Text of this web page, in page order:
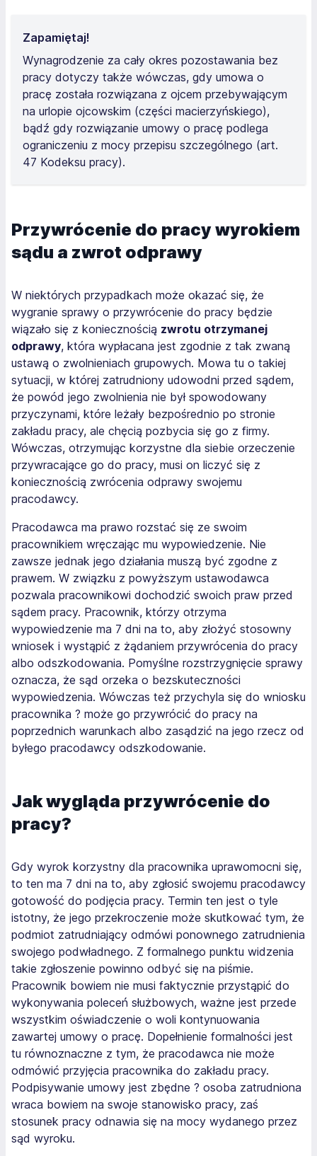
Zapamiętaj!
Wynagrodzenie za cały okres pozostawania bez
pracy dotyczy także wówczas, gdy umowa o
pracę została rozwiązana z ojcem przebywającym
na urlopie ojcowskim (części macierzyńskiego),
bądź gdy rozwiązanie umowy o pracę podlega
ograniczeniu z mocy przepisu szczególnego (art.
47 Kodeksu pracy).
Przywrócenie do pracy wyrokiem
sądu a zwrot odprawy
W niektórych przypadkach może okazać się, że
wygranie sprawy o przywrócenie do pracy będzie
wiązało się z koniecznością zwrotu otrzymanej
odprawy, która wypłacana jest zgodnie z tak zwaną
ustawą o zwolnieniach grupowych. Mowa tu o takiej
sytuacji, w której zatrudniony udowodni przed sądem,
że powód jego zwolnienia nie był spowodowany
przyczynami, które leżały bezpośrednio po stronie
zakładu pracy, ale chęcią pozbycia się go z firmy.
Wówczas, otrzymując korzystne dla siebie orzeczenie
przywracające go do pracy, musi on liczyć się z
koniecznością zwrócenia odprawy swojemu
pracodawcy.
Pracodawca ma prawo rozstać się ze swoim
pracownikiem wręczając mu wypowiedzenie. Nie
zawsze jednak jego działania muszą być zgodne z
prawem. W związku z powyższym ustawodawca
pozwala pracownikowi dochodzić swoich praw przed
sądem pracy. Pracownik, którzy otrzyma
wypowiedzenie ma 7 dni na to, aby złożyć stosowny
wniosek i wystąpić z żądaniem przywrócenia do pracy
albo odszkodowania. Pomyślne rozstrzygnięcie sprawy
oznacza, że sąd orzeka o bezskuteczności
wypowiedzenia. Wówczas też przychyla się do wniosku
pracownika ? może go przywrócić do pracy na
poprzednich warunkach albo zasądzić na jego rzecz od
byłego pracodawcy odszkodowanie.
Jak wygląda przywrócenie do
pracy?
Gdy wyrok korzystny dla pracownika uprawomocni się,
to ten ma 7 dni na to, aby zgłosić swojemu pracodawcy
gotowość do podjęcia pracy. Termin ten jest o tyle
istotny, że jego przekroczenie może skutkować tym, że
podmiot zatrudniający odmówi ponownego zatrudnienia
swojego podwładnego. Z formalnego punktu widzenia
takie zgłoszenie powinno odbyć się na piśmie.
Pracownik bowiem nie musi faktycznie przystąpić do
wykonywania poleceń służbowych, ważne jest przede
wszystkim oświadczenie o woli kontynuowania
zawartej umowy o pracę. Dopełnienie formalności jest
tu równoznaczne z tym, że pracodawca nie może
odmówić przyjęcia pracownika do zakładu pracy.
Podpisywanie umowy jest zbędne ? osoba zatrudniona
wraca bowiem na swoje stanowisko pracy, zaś
stosunek pracy odnawia się na mocy wydanego przez
sąd wyroku.